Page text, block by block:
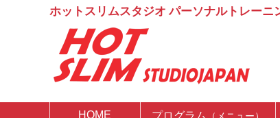
ホットスリムスタジオ パーソナルトレー
HOME プログラム